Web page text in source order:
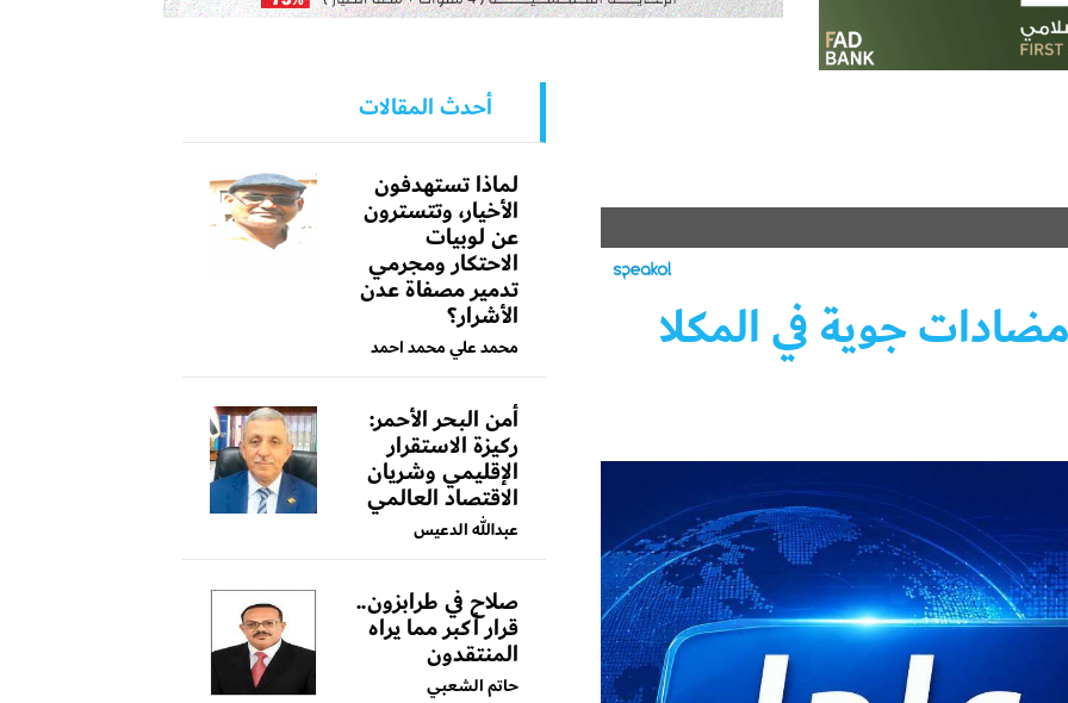
جوية في المكلا
أحدث المقالات
لماذا تستهدفون
الأخيار، وتتسترون
عن لوبيات
الاحتكار ومجرمي
تدمير مصفاة عدن
الأشرار؟
محمد علي محمد احمد
أمن البحر الأحمر:
ركيزة الاستقرار
الإقليمي وشريان
الاقتصاد العالمي
عبدالله الدعيس
صلاح في طرابزون..
قرار أكبر مما يراه
المنتقدون
حاتم الشعبي